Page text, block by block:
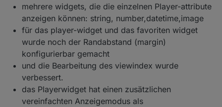
mehrere widgets, die die einzelnen Player-attribute
anzeigen können: string, number,datetime,image
für das player-widget und das favoriten widget
wurde noch der Randabstand (margin)
konfigurierbar gemacht
und die Bearbeitung des viewindex wurde
verbessert.
das Playerwidget hat einen zusätzlichen
vereinfachten Anzeigemodus als